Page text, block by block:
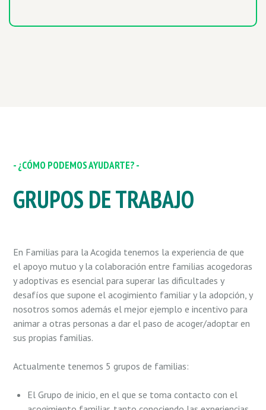
- ¿CÓMO PODEMOS AYUDARTE? -
GRUPOS DE TRABAJO
En Familias para la Acogida tenemos la experiencia de que
el apoyo mutuo y la colaboración entre familias acogedoras
y adoptivas es esencial para superar las dificultades y
desafíos que supone el acogimiento familiar y la adopción, y
nosotros somos además el mejor ejemplo e incentivo para
animar a otras personas a dar el paso de acoger/adoptar en
sus propias familias.
Actualmente tenemos 5 grupos de familias:
El Grupo de inicio, en el que se toma contacto con el